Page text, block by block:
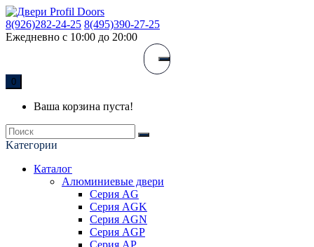
8(926)282-24-25 8(495)390-27-25
Ежедневно с 10:00 до 20:00
0
Ваша корзина пуста!
Kатегории
Каталог
Алюминиевые двери
Серия AG
Серия AGK
Серия AGN
Серия AGP
Серия AP